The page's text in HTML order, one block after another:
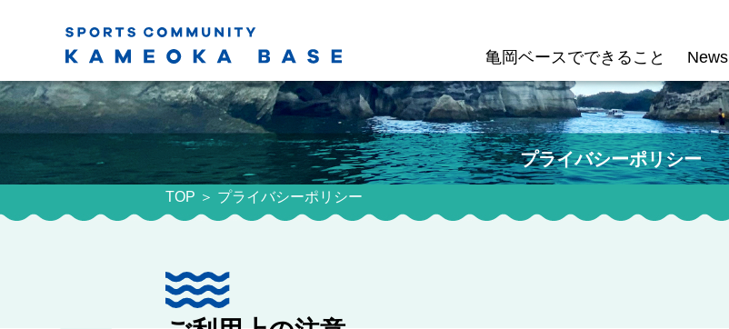
亀岡ベースでできること News
プライバシーポリシー
TOP プライバシーポリシー